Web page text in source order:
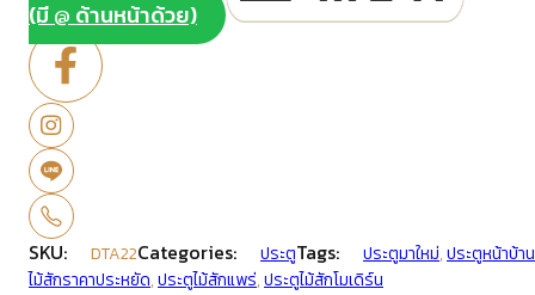
(มี @ ด้านหน้าด้วย)
SKU: DTA22Categories: ประตูTags: ประตูมาใหม่,ประตูหน้าบ้าน
ไม้สักราคาประหยัด,ประตูไม้สักแพร่,ประตูไม้สักโมเดิร์น